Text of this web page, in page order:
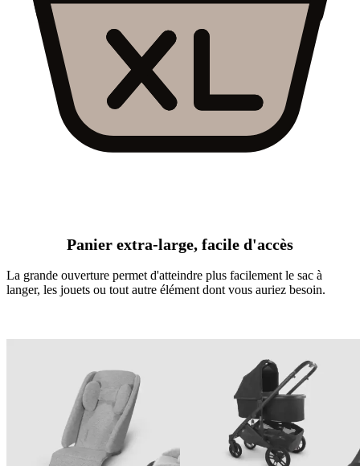
Panier extra-large, facile d'accès
La grande ouverture permet d'atteindre plus facilement le sac à
langer, les jouets ou tout autre élément dont vous auriez besoin.